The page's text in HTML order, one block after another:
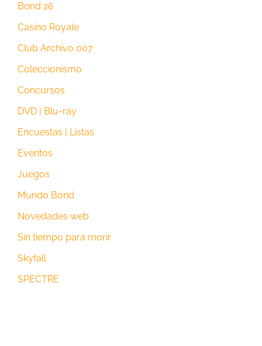
Bond 26
Casino Royale
Club Archivo 007
Coleccionismo
Concursos
DVD | Blu-ray
Encuestas | Listas
Eventos
Juegos
Mundo Bond
Novedades web
Sin tiempo para morir
Skyfall
SPECTRE